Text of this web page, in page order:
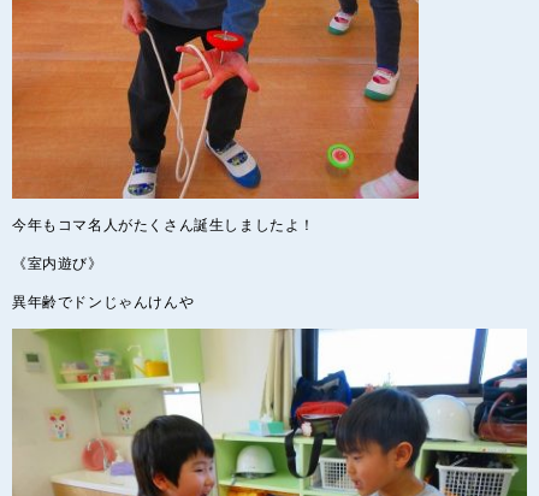
今年もコマ名人がたくさん誕生しましたよ！
《室内遊び》
異年齢でドンじゃんけんや